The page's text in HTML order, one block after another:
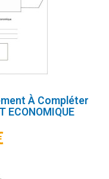
À Compléter
ECONOMIQUE